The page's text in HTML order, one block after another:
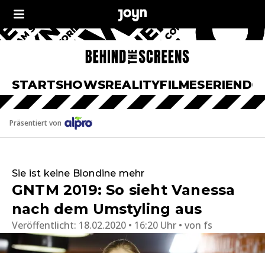
STARTSHOWSREALITYFILMESERIEN
Präsentiert von
Sie ist keine Blondine mehr
GNTM 2019: So sieht Vanessa
nach dem Umstyling aus
Veröffentlicht: 18.02.2020 • 16:20 Uhr von fs